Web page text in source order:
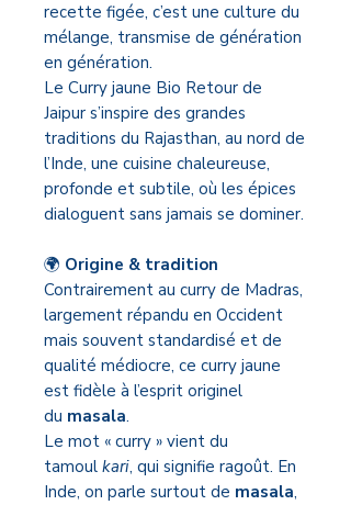
recette figée, c’est une culture du
mélange, transmise de génération
en génération.
Le Curry jaune Bio Retour de
Jaipur s’inspire des grandes
traditions du Rajasthan, au nord de
l’Inde, une cuisine chaleureuse,
profonde et subtile, où les épices
dialoguent sans jamais se dominer.
🌍 Origine & tradition
Contrairement au curry de Madras,
largement répandu en Occident
mais souvent standardisé et de
qualité médiocre, ce curry jaune
est fidèle à l’esprit originel
du masala.
Le mot « curry » vient du
tamoul kari, qui signifie ragoût. En
Inde, on parle surtout de masala,